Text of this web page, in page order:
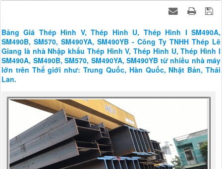
Bảng Giá Thép Hình V, Thép Hình U, Thép Hình I SM490A,
SM490B, SM570, SM490YA, SM490YB - Công Ty TNHH Thép Lê
Giang là nhà Nhập khẩu Thép Hình V, Thép Hình U, Thép Hình I
SM490A, SM490B, SM570, SM490YA, SM490YB từ nhiều nhà máy
lớn trên Thế giới như: Trung Quốc, Hàn Quốc, Nhật Bản, Thái
Lan.